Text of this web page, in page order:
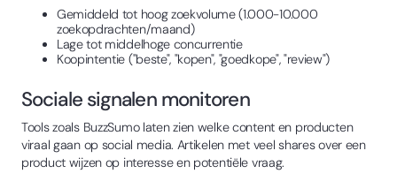
Gemiddeld tot hoog zoekvolume (1.000-10.000
zoekopdrachten/maand)
Lage tot middelhoge concurrentie
Koopintentie ("beste", "kopen", "goedkope", "review")
Sociale signalen monitoren
Tools zoals BuzzSumo laten zien welke content en producten
viraal gaan op social media. Artikelen met veel shares over een
product wijzen op interesse en potentiële vraag.